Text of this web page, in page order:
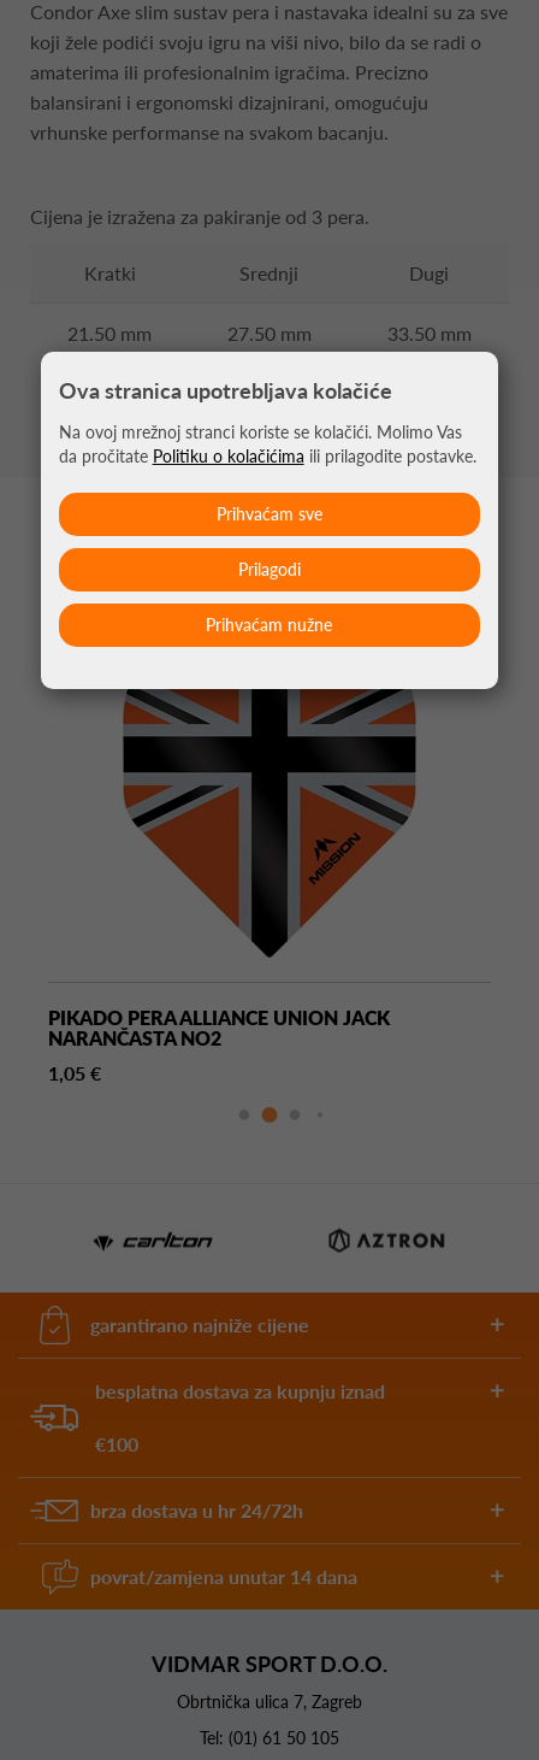
Condor Axe slim sustav pera i nastavaka idealni su za sve
koji žele podići svoju igru na viši nivo, bilo da se radi o
amaterima ili profesionalnim igračima. Precizno
balansirani i ergonomski dizajnirani, omogućuju
vrhunske performanse na svakom bacanju.
Cijena je izražena za pakiranje od 3 pera.
Kratki Srednji Dugi
21.50 mm 27.50 mm 33.50 mm
MOŽDA VAS ZANIMA
PIKADO PERA ALLIANCE UNION JACK
NARANČASTA NO2
1,05 €
garantirano najniže cijene
besplatna dostava za kupnju iznad
€100
brza dostava u hr 24/72h
povrat/zamjena unutar 14 dana
VIDMAR SPORT D.O.O.
Obrtnička ulica 7, Zagreb
Tel: (01) 61 50 105
Ova stranica upotrebljava kolačiće
Na ovoj mrežnoj stranci koriste se kolačići. Molimo Vas
da pročitate Politiku o kolačićima ili prilagodite postavke.
Prihvaćam nužne
Prilagodi
Prihvaćam sve